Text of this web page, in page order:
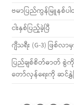
ဗမာပြည်ကွန်မြူနစ်
ငါးနှစ်ပြည့်ခဲ့ပြီ
ဂျီသရီး (G-3) ဖြစ်လာ
ပြည်ချစ်စိတ်ဓာတ် စွဲကို
တော်လှန်ရေးကို ဆင်နွှဲ